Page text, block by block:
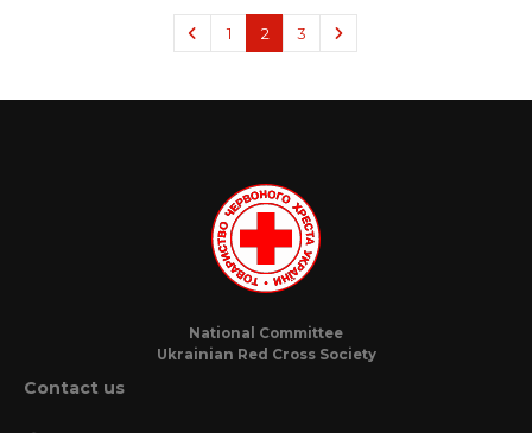
1 2 3
National Committee
Ukrainian Red Cross Society
Contact us